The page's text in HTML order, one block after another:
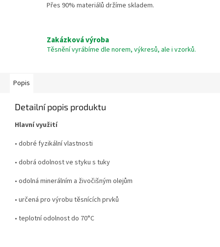
Přes 90% materiálů držíme skladem.
Zakázková výroba
Těsnění vyrábíme dle norem, výkresů, ale i vzorků.
Popis
Detailní popis produktu
Hlavní využití
• dobré fyzikální vlastnosti
• dobrá odolnost ve styku s tuky
• odolná minerálním a živočišným olejům
• určená pro výrobu těsnících prvků
• teplotní odolnost do 70°C